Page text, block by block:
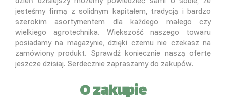
jesteśmy firmą z solidnym kapitałem, tradycją i bardzo
szerokim asortymentem dla każdego małego czy
wielkiego agrotechnika. Większość naszego towaru
posiadamy na magazynie, dzięki czemu nie czekasz na
zamówiony produkt. Sprawdź koniecznie naszą ofertę
jeszcze dzisiaj. Serdecznie zapraszamy do zakupów.
O zakupie